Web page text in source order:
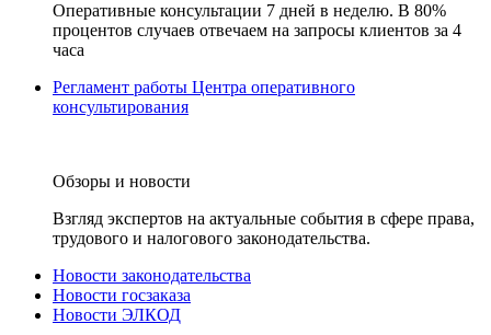
Оперативные консультации 7 дней в неделю. В 80%
процентов случаев отвечаем на запросы клиентов за 4
часа
Регламент работы Центра оперативного
консультирования
Обзоры и новости
Взгляд экспертов на актуальные события в сфере права,
трудового и налогового законодательства.
Новости законодательства
Новости госзаказа
Новости ЭЛКОД